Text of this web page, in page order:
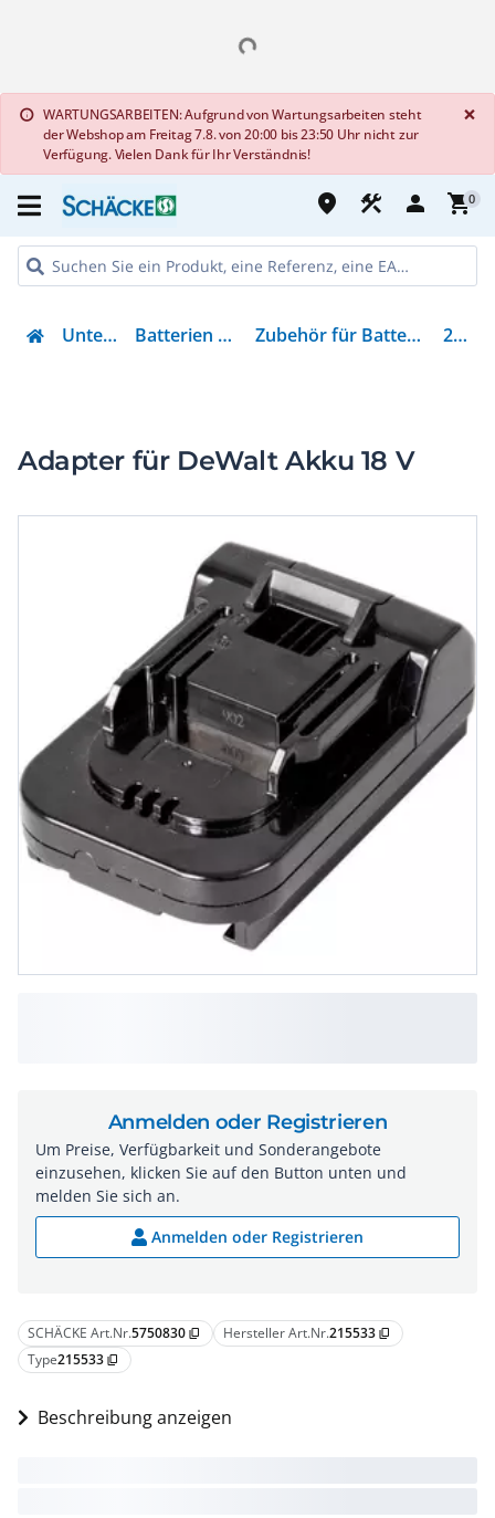
info WARTUNGSARBEITEN: Aufgrund von Wartungsarbeiten steht
der Webshop am Freitag 7.8. von 20:00 bis 23:50 Uhr nicht zur
Verfügung. Vielen Dank für Ihr Verständnis!
×
place construction person shopping_cart0
Unterhaltung Batterien & Ladegeräte Zubehör für Batterie/Akku/Ladegerät 215533
Adapter für DeWalt Akku 18 V
SCHÄCKE Art.Nr.5750830 content_copy Hersteller Art.Nr.215533 content_copy
Type215533 content_copy
Beschreibung anzeigen
Anmelden oder Registrieren
Um Preise, Verfügbarkeit und Sonderangebote
einzusehen, klicken Sie auf den Button unten und
melden Sie sich an.
Anmelden oder Registrieren